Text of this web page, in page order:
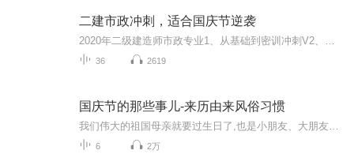
二建市政冲刺，适合国庆节逆袭
36 2619
国庆节的那些事儿-来历由来风俗习惯
6 2万